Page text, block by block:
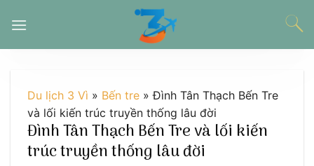
đến
Du lịch 3 Vì » Bến tre »Đình Tân Thạch Bến Tre
và lối kiến trúc truyền thống lâu đời
Đình Tân Thạch Bến Tre và lối kiến
trúc truyền thống lâu đời